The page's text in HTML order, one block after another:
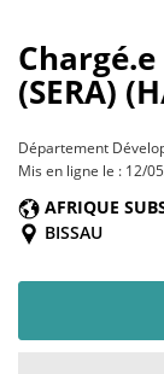
(SERA)
Département
Mis en ligne le : 12/
AFRIQUE
BISSAU